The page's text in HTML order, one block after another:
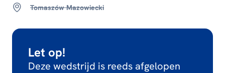
Tomaszów Mazowiecki
Let op!
Deze wedstrijd is reeds afgelopen